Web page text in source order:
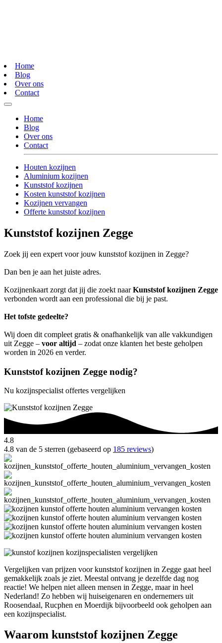
Home
Blog
Over ons
Contact
Home
Blog
Over ons
Contact
Houten kozijnen
Aluminium kozijnen
Kunststof kozijnen
Kosten kunststof kozijnen
Kozijnen vervangen
Offerte kunststof kozijnen
Kunststof kozijnen Zegge
Zoek jij een expert voor jouw kunststof kozijnen in Zegge?
Dan ben je aan het juiste adres.
Kozijnenkaart zorgt dat jij die zoekt naarKunststof kozijnen Zegge
verbonden wordt aan een professional die bij je past.
Het tofste gedeelte?
Wij doen dit compleet gratis & onafhankelijk van alle vakkundigen
uit Zegge – voor altijd – zodat onze klanten het beste geholpen
worden in 2026 en verder.
Kunststof kozijnen Zegge nodig?
Nu kozijnspecialist offertes vergelijken
4.8
4.8 van de 5 sterren (gebaseerd op 185 reviews)
Vergelijken van prijzen voor kunststof kozijnen in Zegge gaat heel
gemakkelijk zoals je ziet. Meestal ontvang je dezelfde dag nog
reactie! We helpen niet alleen mensen in Zegge, maar in heel
Nederland! Zo hebben wij huiseigenaren en ondernemers uit
Roosendaal, Rucphen en Moerdijk bijvoorbeeld ook geholpen aan
een kozijnspecialist.
Waarom kunststof kozijnen Zegge